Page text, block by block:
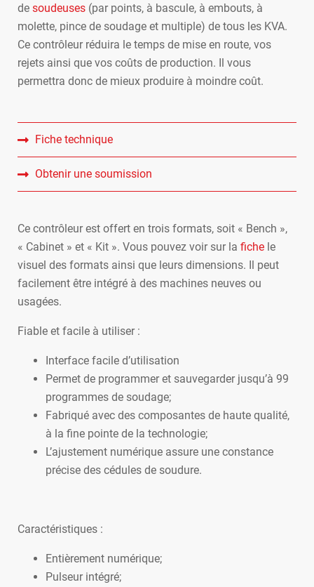
de soudeuses (par points, à bascule, à embouts, à
molette, pince de soudage et multiple) de tous les KVA.
Ce contrôleur réduira le temps de mise en route, vos
rejets ainsi que vos coûts de production. Il vous
permettra donc de mieux produire à moindre coût.
Fiche technique
Obtenir une soumission
Ce contrôleur est offert en trois formats, soit « Bench »,
« Cabinet » et « Kit ». Vous pouvez voir sur la fiche le
visuel des formats ainsi que leurs dimensions. Il peut
facilement être intégré à des machines neuves ou
usagées.
Fiable et facile à utiliser :
Interface facile d’utilisation
Permet de programmer et sauvegarder jusqu’à 99
programmes de soudage;
Fabriqué avec des composantes de haute qualité,
à la fine pointe de la technologie;
L’ajustement numérique assure une constance
précise des cédules de soudure.
Caractéristiques :
Entièrement numérique;
Pulseur intégré;